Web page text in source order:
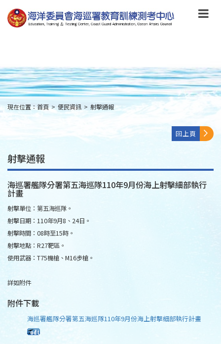
到
主
要
main
content
:::
現在位置：首頁 > 便民資訊 > 射擊通報
回上頁
射擊通報
海巡署艦隊分署第五海巡隊110年9月份海上射擊細部執行
計畫
射擊單位：第五海巡隊。
射擊日期：110年9月8、24日。
射擊時間：08時至15時。
射擊地點：R27靶區。
使用武器：T75機槍、M16步槍。
詳如附件
附件下載
海巡署艦隊分署第五海巡隊110年9月份海上射擊細部執行計畫